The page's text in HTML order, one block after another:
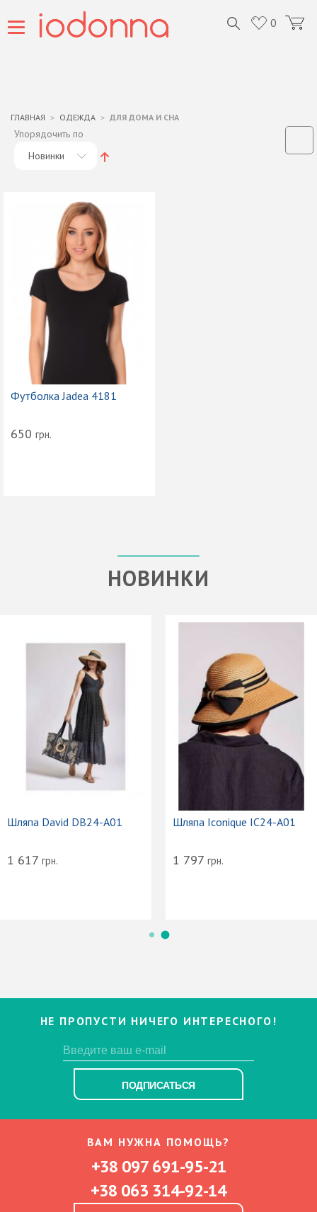
0
ГЛАВНАЯ ОДЕЖДА ДЛЯ ДОМА И СНА
Упорядочить по
Новинки
Футболка Jadea 4181
650 грн.
НОВИНКИ
Шляпа David DB24-A01
1 617 грн.
Шляпа Iconique IC24-A01
1 797 грн.
НЕ ПРОПУСТИ НИЧЕГО ИНТЕРЕСНОГО!
ПОДПИСАТЬСЯ
ВАМ НУЖНА ПОМОЩЬ?
+38 097 691-95-21
+38 063 314-92-14